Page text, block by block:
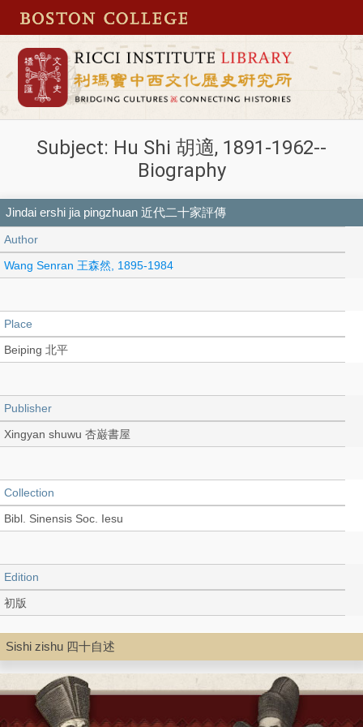
Subject: Hu Shi 胡適, 1891-1962--
Biography
Jindai ershi jia pingzhuan 近代二十家評傳
Author
Wang Senran 王森然, 1895-1984
Place
Beiping 北平
Publisher
Xingyan shuwu 杏巌書屋
Collection
Bibl. Sinensis Soc. Iesu
Edition
初版
Language
Chinese 中文[繁體]
Sishi zishu 四十自述